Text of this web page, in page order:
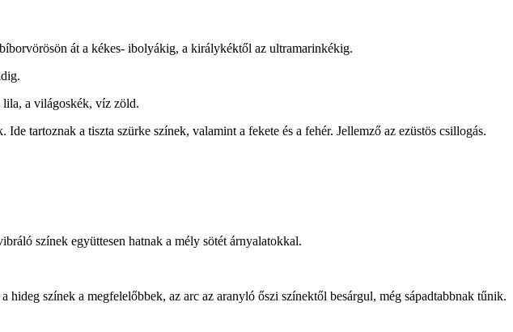
át a kékes- ibolyákig, a királykéktől az ultramarinkékig.
lila, a világoskék, víz zöld.
tartoznak a tiszta szürke színek, valamint a fekete és a fehér. Jellemző az ezüstös csillogás.
színek együttesen hatnak a mély sötét árnyalatokkal.
színek a megfelelőbbek, az arc az aranyló őszi színektől besárgul, még sápadtabbnak tűnik.